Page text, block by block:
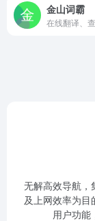
金山词霸
在线翻译、
无解高效导航，
及上网效率为
用户功能